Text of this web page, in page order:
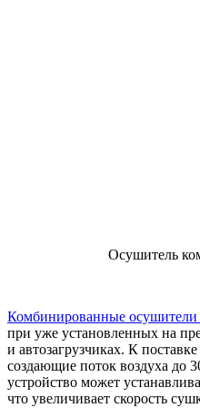
Осушитель
Комбинированные
при уже установленных на
и автозагрузчиках. К
создающие поток воздуха до
устройство может
что увеличивает скорость